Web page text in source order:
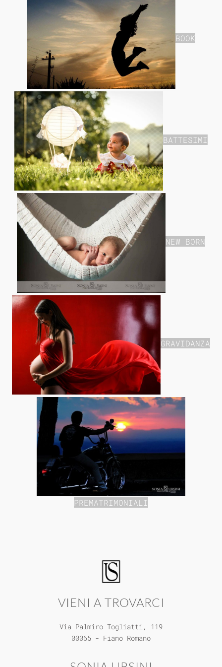
BOOK
BATTESIMI
NEW BORN
GRAVIDANZA
PREMATRIMONIALI
VIENI A TROVARCI
Via Palmiro Togliatti, 119
00065 - Fiano Romano